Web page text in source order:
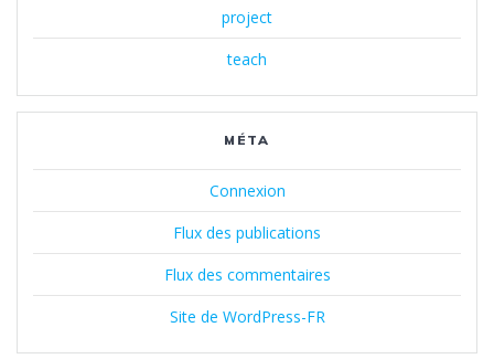
project
teach
MÉTA
Connexion
Flux des publications
Flux des commentaires
Site de WordPress-FR